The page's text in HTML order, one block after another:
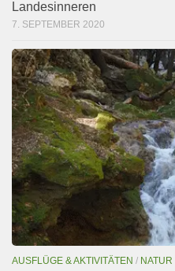
Landesinneren
7. SEPTEMBER 2020
AUSFLÜGE & AKTIVITÄTEN / NATUR